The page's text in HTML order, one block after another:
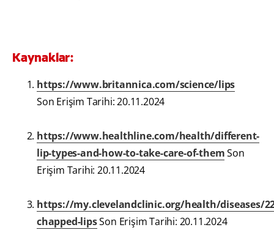
Kaynaklar:
https://www.britannica.com/science/lips
Son Erişim Tarihi: 20.11.2024
https://www.healthline.com/health/different-
lip-types-and-how-to-take-care-of-themSon
Erişim Tarihi: 20.11.2024
https://my.clevelandclinic.org/health/diseases/
chapped-lipsSon Erişim Tarihi: 20.11.2024